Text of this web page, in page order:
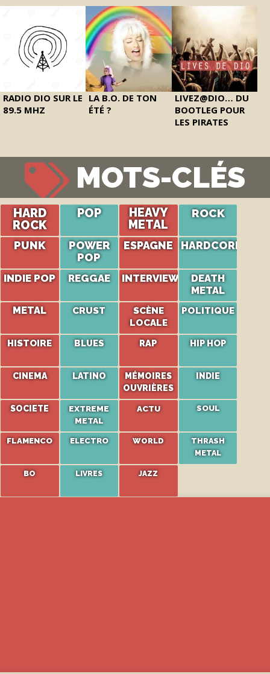
RADIO DIO SUR LE
89.5 MHZ
LA B.O. DE TON
ÉTÉ ?
LIVEZ@DIO… DU
BOOTLEG POUR
LES PIRATES
MOTS-CLÉS
HARD
ROCK
POP
HEAVY
METAL
ROCK
PUNK
POWER
POP
ESPAGNE HARDCORE
INDIE POP REGGAE INTERVIEW
DEATH
METAL
METAL CRUST
SCÈNE
LOCALE
POLITIQUE
HISTOIRE BLUES RAP HIP HOP
CINEMA LATINO
MÉMOIRES
OUVRIÈRES
INDIE
SOCIETE
EXTREME
METAL
ACTU SOUL
FLAMENCO ELECTRO WORLD
THRASH
METAL
BO LIVRES JAZZ